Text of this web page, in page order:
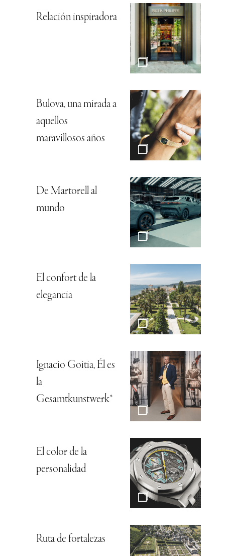
Relación inspiradora
Bulova, una mirada a
aquellos
maravillosos años
De Martorell al
mundo
El confort de la
elegancia
Ignacio Goitia, Él es
la
Gesamtkunstwerk*
El color de la
personalidad
Ruta de fortalezas